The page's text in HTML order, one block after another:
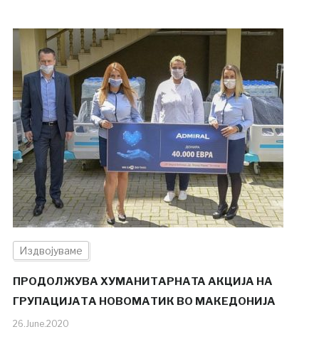
Издвојуваме
ПРОДОЛЖУВА ХУМАНИТАРНАTA АКЦИЈА НА
ГРУПАЦИЈАТА НОВОМАТИК ВО МАКЕДОНИЈА
26.June.2020